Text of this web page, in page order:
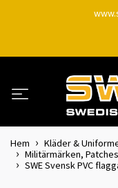
Hem
Kläder &
Militärmärken,
SWE Svensk PVC